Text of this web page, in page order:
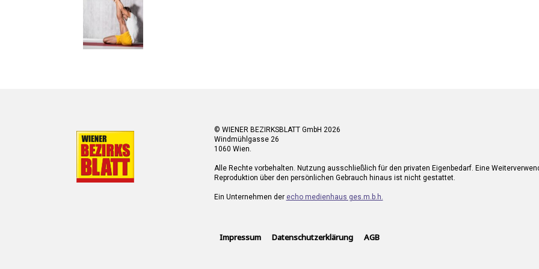
© WIENER BEZIRKSBLATT GmbH 2026
Windmühlgasse 26
1060 Wien.
Alle Rechte vorbehalten. Nutzung ausschließlich für den privaten Eigenbedarf. Eine
Reproduktion über den persönlichen Gebrauch hinaus ist nicht gestattet.
Ein Unternehmen der echo medienhaus ges.m.b.h.
Impressum Datenschutzerklärung AGB